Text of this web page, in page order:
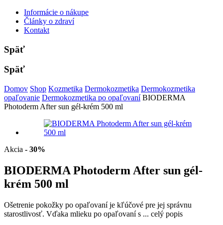
Informácie o nákupe
Články o zdraví
Kontakt
Späť
Späť
Domov Shop Kozmetika Dermokozmetika Dermokozmetika
opaľovanie Dermokozmetika po opaľovaní BIODERMA
Photoderm After sun gél-krém 500 ml
Akcia - 30%
BIODERMA Photoderm After sun gél-
krém 500 ml
Ošetrenie pokožky po opaľovaní je kľúčové pre jej správnu
starostlivosť. Vďaka mlieku po opaľovaní s ... celý popis